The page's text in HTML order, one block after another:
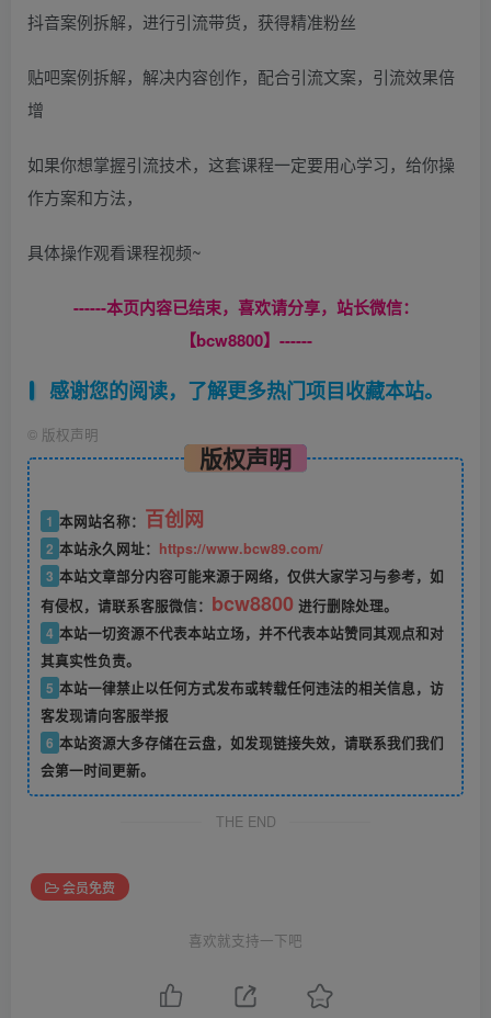
抖音案例拆解，进行引流带货，获得精准粉丝
贴吧案例拆解，解决内容创作，配合引流文案，引流效果倍
增
如果你想掌握引流技术，这套课程一定要用心学习，给你操
作方案和方法，
具体操作观看课程视频~
------本页内容已结束，喜欢请分享，站长微信：
【bcw8800】------
感谢您的阅读，了解更多热门项目收藏本站。
© 版权声明
版权声明
1 本网站名称： 百创网
2 本站永久网址： https://www.bcw89.com/
3 本站文章部分内容可能来源于网络，仅供大家学习与参考，如
有侵权，请联系客服微信： bcw8800 进行删除处理。
4 本站一切资源不代表本站立场，并不代表本站赞同其观点和对
其真实性负责。
5 本站一律禁止以任何方式发布或转载任何违法的相关信息，访
客发现请向客服举报
6 本站资源大多存储在云盘，如发现链接失效，请联系我们我们
会第一时间更新。
THE END
会员免费
喜欢就支持一下吧